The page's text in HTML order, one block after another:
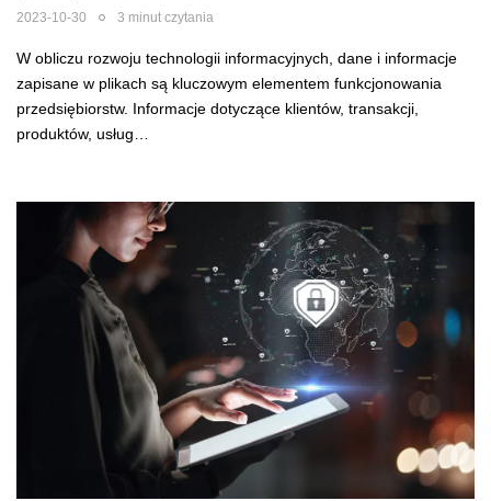
2023-10-30 3 minut czytania
W obliczu rozwoju technologii informacyjnych, dane i informacje
zapisane w plikach są kluczowym elementem funkcjonowania
przedsiębiorstw. Informacje dotyczące klientów, transakcji,
produktów, usług…